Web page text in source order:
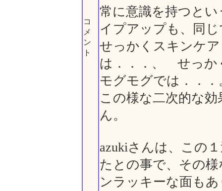
コ
メ
ン
ト
常に意識を持つと
イプアップも、同
せっかくスキンケ
は．．．、 せっか
モグモグでは．．．
この様な二次的な
ん。
azukiさんは、この
たとの事で、その
ンラッキーな面も